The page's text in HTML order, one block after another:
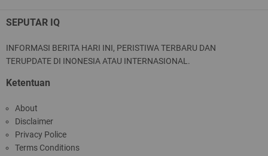
SEPUTAR IQ
INFORMASI BERITA HARI INI, PERISTIWA TERBARU DAN
TERUPDATE DI INONESIA ATAU INTERNASIONAL.
Ketentuan
About
Disclaimer
Privacy Police
Terms Conditions